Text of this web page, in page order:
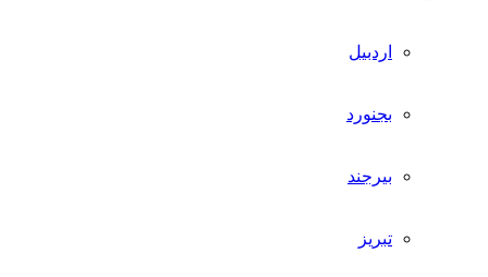
اردبیل
بجنورد
بیرجند
تبریز